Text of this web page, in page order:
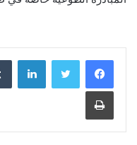
لينكدإن